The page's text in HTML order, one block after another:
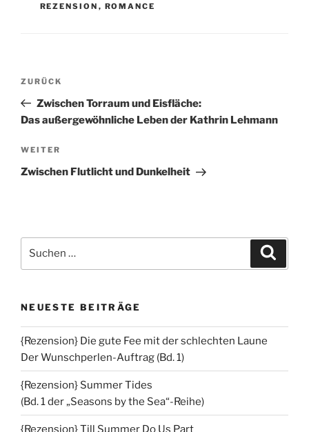
REZENSION , ROMANCE
Beitragsnavigation
Vorheriger
Beitrag
ZURÜCK
Zwischen Torraum und Eisfläche:
Das außergewöhnliche Leben der Kathrin Lehmann
Nächster
Beitrag
WEITER
Zwischen Flutlicht und Dunkelheit
nach:
NEUESTE BEITRÄGE
{Rezension} Die gute Fee mit der schlechten Laune
Der Wunschperlen-Auftrag (Bd. 1)
{Rezension} Summer Tides
(Bd. 1 der „Seasons by the Sea“-Reihe)
{Rezension} Till Summer Do Us Part